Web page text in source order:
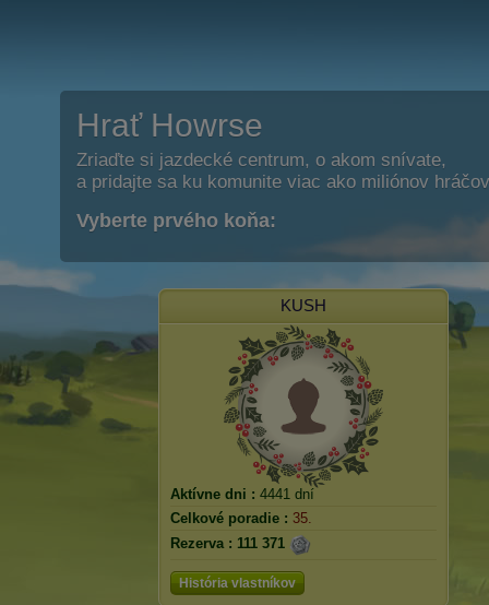
Hrať Howrse
Zriaďte si jazdecké centrum, o akom snívate,
a pridajte sa ku komunite viac ako miliónov
Vyberte prvého koňa:
KUSH
Aktívne dni : 4441 dní
Celkové poradie : 35.
Rezerva : 111 371
História vlastníkov